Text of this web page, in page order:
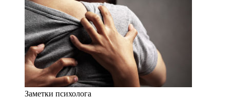
Заметки психолога